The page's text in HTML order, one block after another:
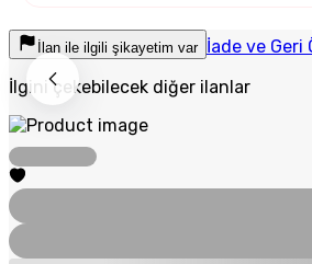
İlan ile ilgili şikayetim var İade ve Geri
İlgini çekebilecek diğer ilanlar